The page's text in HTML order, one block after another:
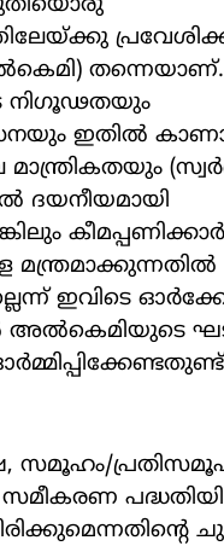
തന്നെയാണ്.
നിഗൂഢതയും
ഇതില്‍
മാന്ത്രികതയും
ദയനീയമായി
മന്ത്രമാക്കുന്നതില്‍
ഇവിടെ
അല്‍കെമിയുടെ
സമൂഹം/
സമീകരണ